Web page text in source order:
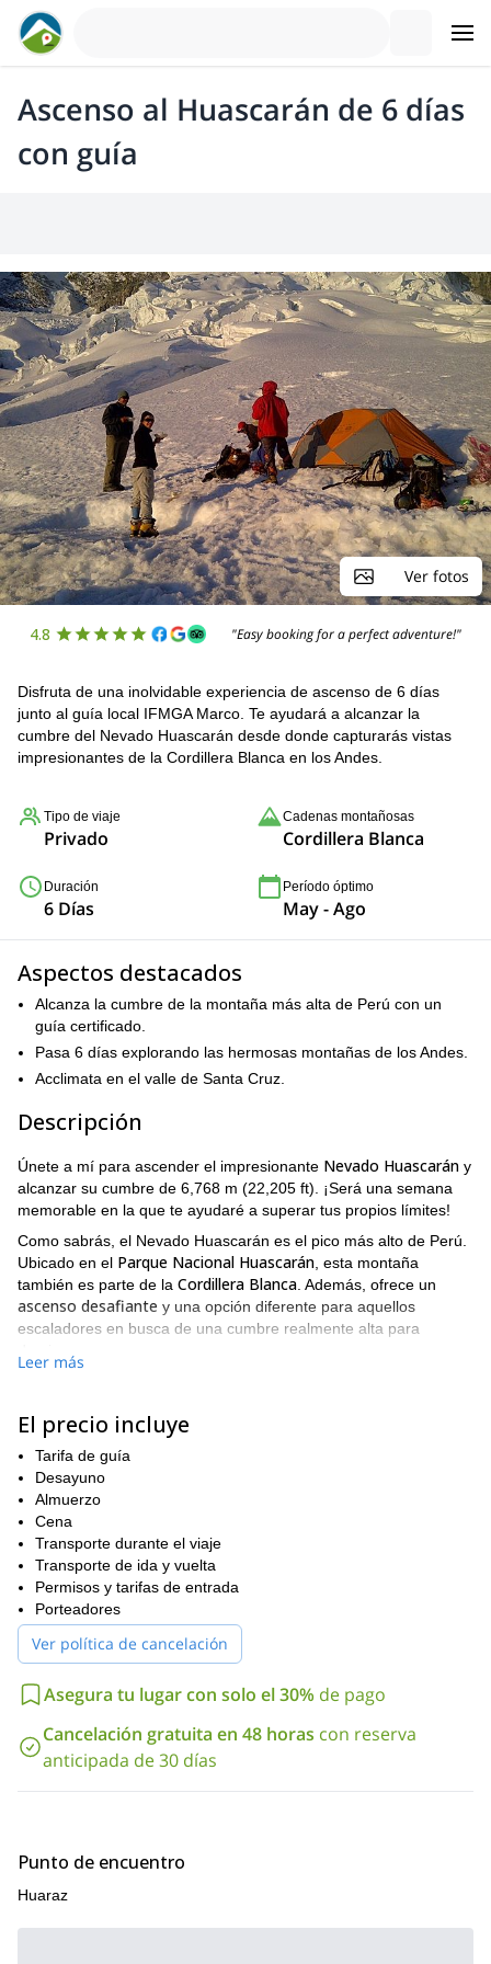
Ascenso al Huascarán de 6 días
con guía
Ver fotos
4.8 "Easy booking for a perfect adventure!"
Disfruta de una inolvidable experiencia de ascenso de 6 días
junto al guía local IFMGA Marco. Te ayudará a alcanzar la
cumbre del Nevado Huascarán desde donde capturarás vistas
impresionantes de la Cordillera Blanca en los Andes.
Tipo de viaje
Privado
Cadenas montañosas
Cordillera Blanca
Duración
6 Días
Período óptimo
May - Ago
Aspectos destacados
Alcanza la cumbre de la montaña más alta de Perú con un
guía certificado.
Pasa 6 días explorando las hermosas montañas de los Andes.
Acclimata en el valle de Santa Cruz.
Descripción
Únete a mí para ascender el impresionante Nevado Huascarán y
alcanzar su cumbre de 6,768 m (22,205 ft). ¡Será una semana
memorable en la que te ayudaré a superar tus propios límites!
Como sabrás, el Nevado Huascarán es el pico más alto de Perú.
Ubicado en el Parque Nacional Huascarán , esta montaña
también es parte de la Cordillera Blanca . Además, ofrece un
ascenso desafiante y una opción diferente para aquellos
escaladores en busca de una cumbre realmente alta para
Es por eso que alcanzaremos la cumbre del Huascarán después
de 4 días de preparación. También puedes unirte a mí en una
ascensión de aclimatación en el valle de Santa Cruz
La mejor temporada para ascender la cima del Huascarán es
durante el invierno andino,
un grupo demáximo 2 personas
colega que nos asista.
Entonces, ¿estás listo para una experiencia de montañismo
inolvidable en la Cordillera Blanca en Perú? Entonces ponte en
contacto conmigo ahora y reserva tu lugar. ¡Estaré feliz de
guiarte!
Leer más
El precio incluye
Tarifa de guía
Desayuno
Almuerzo
Cena
Transporte durante el viaje
Transporte de ida y vuelta
Permisos y tarifas de entrada
Porteadores
Ver política de cancelación
Asegura tu lugar con solo el 30% de pago
Cancelación gratuita en 48 horas con reserva
anticipada de 30 días
Punto de encuentro
Huaraz